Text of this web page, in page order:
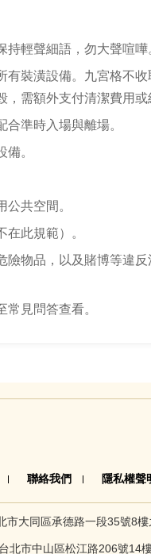
輕聲細語，勿大聲喧嘩
有裝潢設備。九宮格不
需額外支付清潔費用或
準時入場與離場。
。
共空間。
此規範）。
險物品，以及賭博等違
見問答查看。
聯絡我們 隱私權聲
市大同區承德路一段35號8
北市中山區松江路206號14